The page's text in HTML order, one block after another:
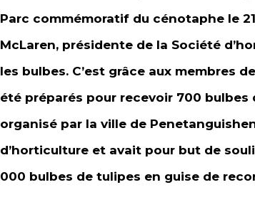
Parc commémoratif du cénotaphe le
McLaren, présidente de la Société
les bulbes. C’est grâce aux membres
été préparés pour recevoir 700
organisé par la ville de
d’horticulture et avait pour but de
000 bulbes de tulipes en guise de